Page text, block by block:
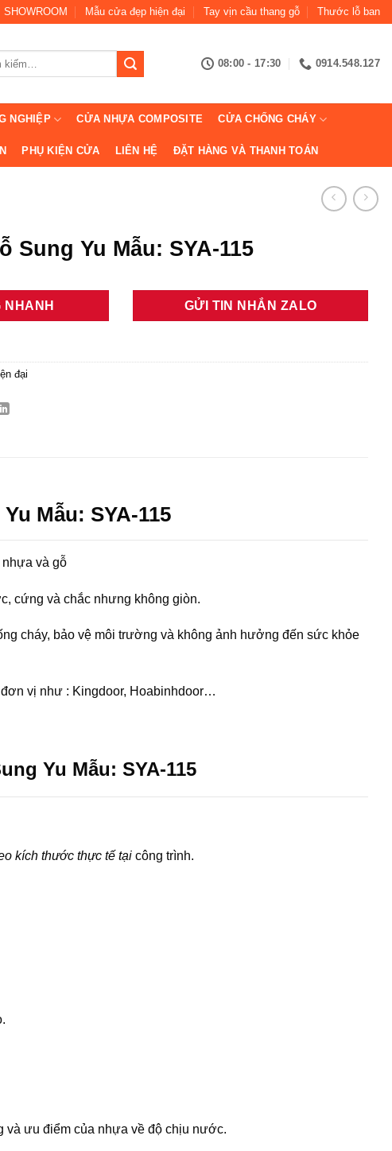
SHOWROOM Mẫu cửa đẹp hiện đại Tay vịn cầu thang gỗ Thước lỗ ban
08:00 - 17:30 0914.548.127
NGHIỆP CỬA NHỰA COMPOSITE CỬA CHỐNG CHÁY
PHỤ KIỆN CỬA LIÊN HỆ ĐẶT HÀNG VÀ THANH TOÁN
Sung Yu Mẫu: SYA-115
NHANH GỬI TIN NHẮN ZALO
đại
Mẫu: SYA-115
và gỗ
cứng và chắc nhưng không giòn.
cháy, bảo vệ môi trường và không ảnh hưởng đến sức khỏe
vị như : Kingdoor, Hoabinhdoor…
Yu Mẫu: SYA-115
kích thước thực tế tại công trình.
và ưu điểm của nhựa về độ chịu nước.